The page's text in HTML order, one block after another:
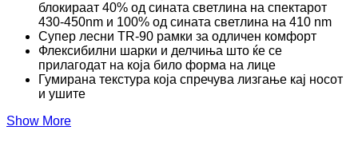
блокираат 40% од сината светлина на спектарот
430-450nm и 100% од сината светлина на 410 nm
Супер лесни TR-90 рамки за одличен комфорт
Флексибилни шарки и делчиња што ќе се
прилагодат на која било форма на лице
Гумирана текстура која спречува лизгање кај носот
и ушите
Show More